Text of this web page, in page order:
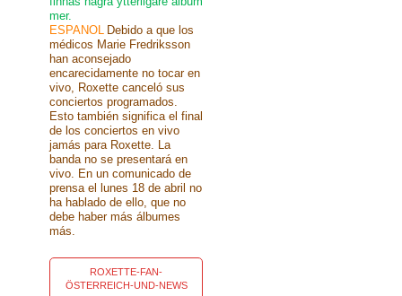
mer.
ESPANOL Debido a que los
médicos Marie Fredriksson
han aconsejado
encarecidamente no tocar en
vivo, Roxette canceló sus
conciertos programados.
Esto también significa el final
de los conciertos en vivo
jamás para Roxette. La
banda no se presentará en
vivo. En un comunicado de
prensa el lunes 18 de abril no
ha hablado de ello, que no
debe haber más álbumes
más.
ROXETTE-FAN-
ÖSTERREICH-UND-NEWS